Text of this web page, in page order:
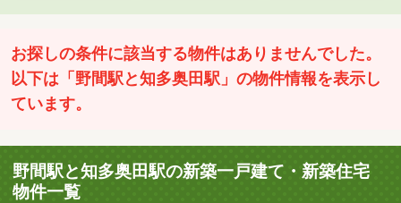
お探しの条件に該当する物件はありませんでした。
以下は「野間駅と知多奥田駅」の物件情報を表示し
ています。
野間駅と知多奥田駅の新築一戸建て・新築住宅
物件一覧